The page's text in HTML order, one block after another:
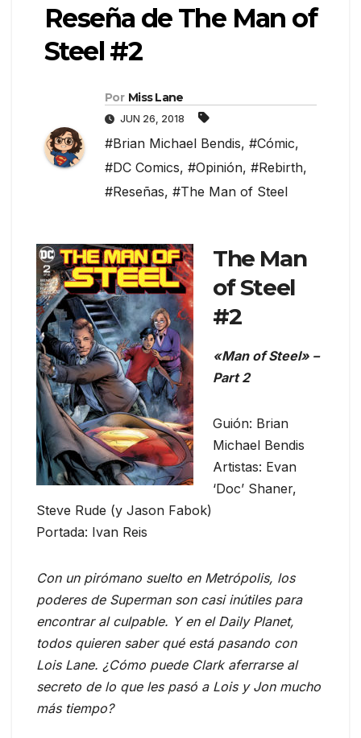
Reseña de The Man of
Steel #2
Por Miss Lane
JUN 26, 2018
#Brian Michael Bendis, #Cómic,
#DC Comics, #Opinión, #Rebirth,
#Reseñas, #The Man of Steel
The Man
of Steel
#2
«Man of Steel» –
Part 2
Guión: Brian
Michael Bendis
Artistas: Evan
‘Doc’ Shaner,
Steve Rude (y Jason Fabok)
Portada: Ivan Reis
Con un pirómano suelto en Metrópolis, los
poderes de Superman son casi inútiles para
encontrar al culpable. Y en el Daily Planet,
todos quieren saber qué está pasando con
Lois Lane. ¿Cómo puede Clark aferrarse al
secreto de lo que les pasó a Lois y Jon mucho
más tiempo?